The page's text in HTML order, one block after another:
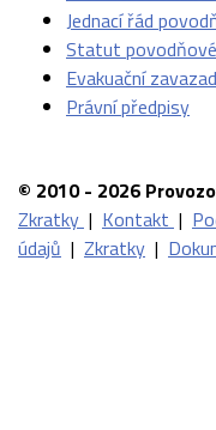
Jednací řád
Statut
Evakuační
Právní předpisy
© 2010 - 2026
Zkratky | Kontakt |
údajů | Zkratky |